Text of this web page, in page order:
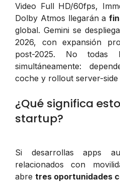
Video Full HD/60fps,
Dolby Atmos llegarán a
global. Gemini se
2026, con expansión
post-2025. No todas
simultáneamente:
coche y rollout server-side
¿Qué significa
startup?
Si desarrollas apps
relacionados con
abre tres oportunidades